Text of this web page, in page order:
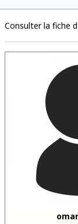
Consulter la fiche